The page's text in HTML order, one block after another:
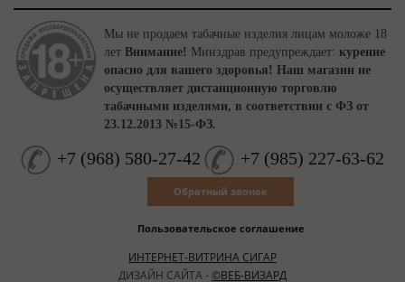
Мы не продаем табачные изделия лицам моложе 18
лет Внимание! Минздрав предупреждает: курение
опасно для вашего здоровья! Наш магазин не
осуществляет дистанционную торговлю
табачными изделями, в соответствии с ФЗ от
23.12.2013 №15-ФЗ.
+7 (968) 580-27-42 +7 (985) 227-63-62
Обратный звонок
Пользовательское соглашение
ИНТЕРНЕТ-ВИТРИНА СИГАР
ДИЗАЙН САЙТА - ©ВЕБ-ВИЗАРД